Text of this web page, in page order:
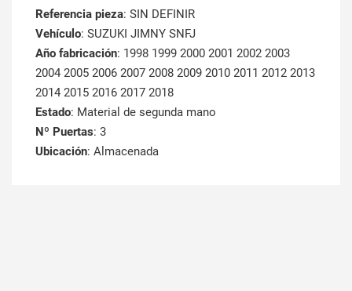
Referencia pieza: SIN DEFINIR
Vehículo: SUZUKI JIMNY SNFJ
Año fabricación: 1998 1999 2000 2001 2002 2003
2004 2005 2006 2007 2008 2009 2010 2011 2012 2013
2014 2015 2016 2017 2018
Estado: Material de segunda mano
Nº Puertas: 3
Ubicación: Almacenada